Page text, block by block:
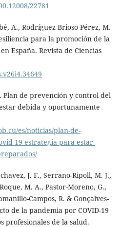
22781
A., Rodríguez-Brioso Pérez, M.
para la promoción de la
España. Revista de Ciencias
Plan de prevención y control del
debida y oportunamente
es/noticias/plan-de-
19-estrategia-para-estar-
J. F., Serrano-Ripoll, M. J.,
M. A., Pastor-Moreno, G.,
Campos, R. & Gonçalves-
de la pandemia por COVID-19
profesionales de la salud.